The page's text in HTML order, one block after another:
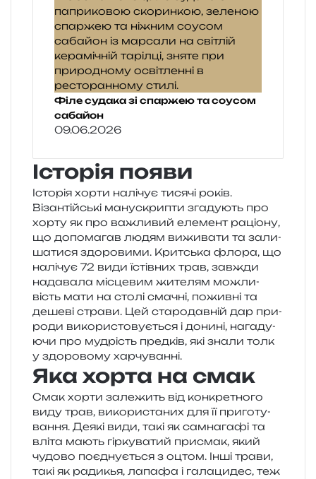
Філе судака зі спаржею та соусом
сабайон
09.06.2026
Історія появи
Історія хорти налі­чує тися­чі років.
Візантійські ману­скри­пти зга­ду­ють про
хорту як про важли­вий еле­мент раціо­ну,
що допо­ма­гав людям вижи­ва­ти та зали­
ша­ти­ся здо­ро­ви­ми. Критська флора, що
налі­чує 72 види їстів­них трав, зав­жди
нада­ва­ла місце­вим жите­лям можли­
вість мати на столі сма­чні, пожив­ні та
деше­ві стра­ви. Цей ста­ро­дав­ній дар при­
ро­ди вико­ри­сто­ву­є­ться і дони­ні, нага­ду­
ю­чи про мудрість пред­ків, які знали толк
у здо­ро­во­му харчуванні.
Яка хорта на смак
Смак хорти зале­жить від кон­кре­тно­го
виду трав, вико­ри­ста­них для її при­го­ту­
ва­н­ня. Деякі види, такі як сам­на­га­фі та
вліта мають гір­ку­ва­тий при­смак, який
чудо­во поєд­ну­є­ться з оцтом. Інші трави,
такі як ради­кья, лапа­фа і гала­ци­дес, теж